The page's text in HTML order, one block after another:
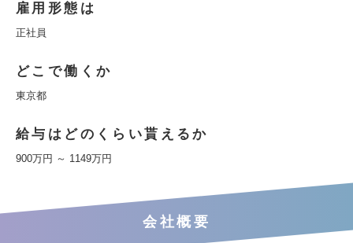
雇用形態は
正社員
どこで働くか
東京都
給与はどのくらい貰えるか
900万円 ～ 1149万円
会社概要